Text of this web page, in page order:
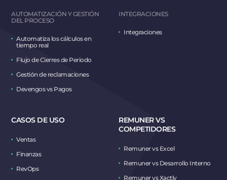
AUTOMATIZACIÓN Y GESTIÓN
DEL PROCESO
Automatiza los cálculos en
tiempo real
Flujo de Cierres de Periodo
Gestión de reclamaciones
Devengos vs Pagos
INTEGRACIONES
Integraciones
CASOS DE USO
Ventas
Finanzas
RevOps
REMUNER VS
COMPETIDORES
Remuner vs Excel
Remuner vs Desarrollo Interno
Remuner vs Xactly